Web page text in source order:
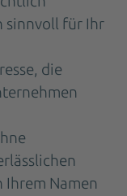
sinnvoll für Ihr
die
Ihrem Namen